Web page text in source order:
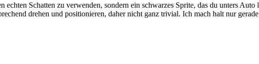
Schatten zu verwenden, sondern ein schwarzes Sprite, das du unters
drehen und positionieren, daher nicht ganz trivial. Ich mach halt nur